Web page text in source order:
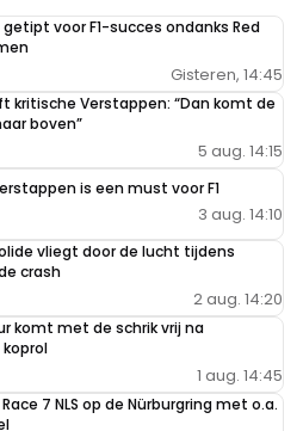
voor F1-succes ondanks Red
Gisteren, 14:45
kritische Verstappen: “Dan komt de
boven”
5 aug. 14:15
is een must voor F1
3 aug. 14:10
vliegt door de lucht tijdens
crash
2 aug. 14:20
komt met de schrik vrij na
1 aug. 14:45
7 NLS op de Nürburgring met o.a.